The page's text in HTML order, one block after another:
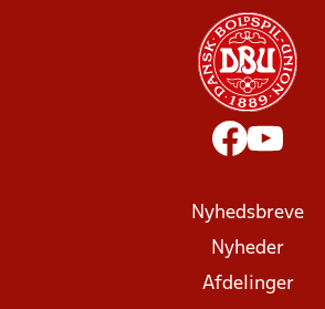
Nyhedsbreve
Nyheder
Afdelinger